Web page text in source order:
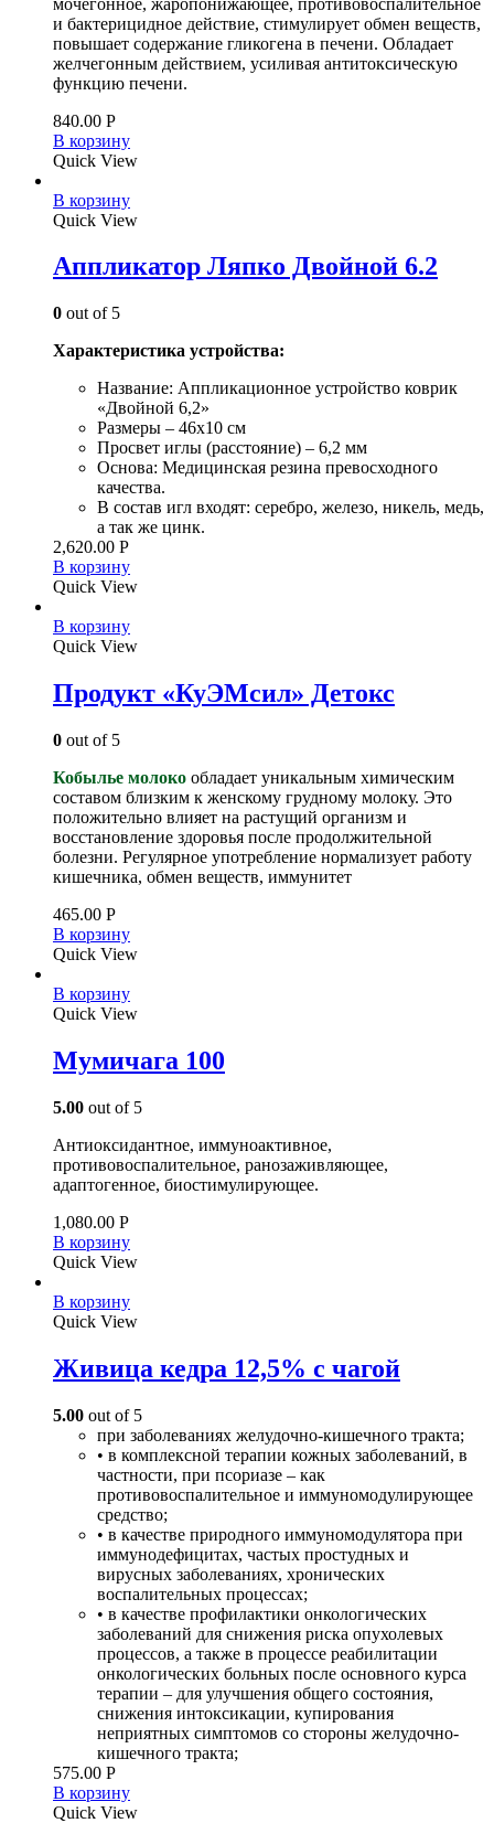
и бактерицидное действие, стимулирует обмен веществ,
повышает содержание гликогена в печени. Обладает
желчегонным действием, усиливая антитоксическую
функцию печени.
840.00 Р
В корзину
Quick View
В корзину
Quick View
Аппликатор Ляпко Двойной 6.2
0 out of 5
Характеристика устройства:
Название: Аппликационное устройство коврик
«Двойной 6,2»
Размеры – 46х10 см
Просвет иглы (расстояние) – 6,2 мм
Основа: Медицинская резина превосходного
качества.
В состав игл входят: серебро, железо, никель, медь,
а так же цинк.
2,620.00 Р
В корзину
Quick View
В корзину
Quick View
Продукт «КуЭМсил» Детокс
0 out of 5
Кобылье молоко обладает уникальным химическим
составом близким к женскому грудному молоку. Это
положительно влияет на растущий организм и
восстановление здоровья после продолжительной
болезни. Регулярное употребление нормализует работу
кишечника, обмен веществ, иммунитет
465.00 Р
В корзину
Quick View
В корзину
Quick View
Мумичага 100
5.00 out of 5
Антиоксидантное, иммуноактивное,
противовоспалительное, ранозаживляющее,
адаптогенное, биостимулирующее.
1,080.00 Р
В корзину
Quick View
В корзину
Quick View
Живица кедра 12,5% с чагой
5.00 out of 5
при заболеваниях желудочно-кишечного тракта;
• в комплексной терапии кожных заболеваний, в
частности, при псориазе – как
противовоспалительное и иммуномодулирующее
средство;
• в качестве природного иммуномодулятора при
иммунодефицитах, частых простудных и
вирусных заболеваниях, хронических
воспалительных процессах;
• в качестве профилактики онкологических
заболеваний для снижения риска опухолевых
процессов, а также в процессе реабилитации
онкологических больных после основного курса
терапии – для улучшения общего состояния,
снижения интоксикации, купирования
неприятных симптомов со стороны желудочно-
кишечного тракта;
575.00 Р
В корзину
Quick View